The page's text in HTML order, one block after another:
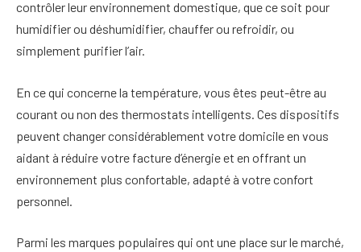
contrôler leur environnement domestique, que ce soit pour
humidifier ou déshumidifier, chauffer ou refroidir, ou
simplement purifier l’air.
En ce qui concerne la température, vous êtes peut-être au
courant ou non des thermostats intelligents. Ces dispositifs
peuvent changer considérablement votre domicile en vous
aidant à réduire votre facture d’énergie et en offrant un
environnement plus confortable, adapté à votre confort
personnel.
Parmi les marques populaires qui ont une place sur le marché,